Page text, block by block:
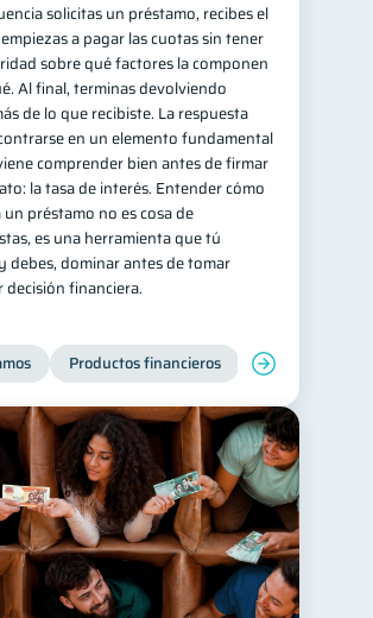
para mujeres 20
financiera 13
financiera
financieros 11
Financiera
10
financiera
8 Ahorro
crediticio 6
& Deberes 4
2
2
Personales 1
en Pareja 1
Financiera 1
solicitas un préstamo, recibes el
a pagar las cuotas sin tener
sobre qué factores la componen
Al final, terminas devolviendo
de lo que recibiste. La respuesta
en un elemento fundamental
comprender bien antes de firmar
la tasa de interés. Entender cómo
préstamo no es cosa de
es una herramienta que tú
debes, dominar antes de tomar
decisión financiera.
Productos financieros Manejo de